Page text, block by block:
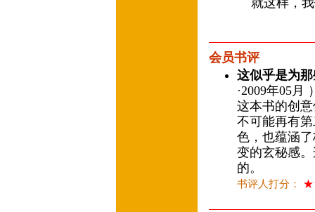
就这样，
会员书评
这似乎是为
·2009年05月
这本书的创
不可能再有
色，也蕴涵
变的玄秘感
的。
书评人打分：